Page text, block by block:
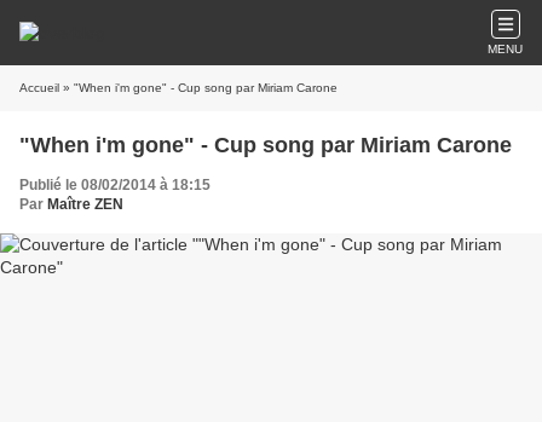
MENU
Accueil » "When i'm gone" - Cup song par Miriam Carone
"When i'm gone" - Cup song par Miriam Carone
Publié le 08/02/2014 à 18:15
Par Maître ZEN